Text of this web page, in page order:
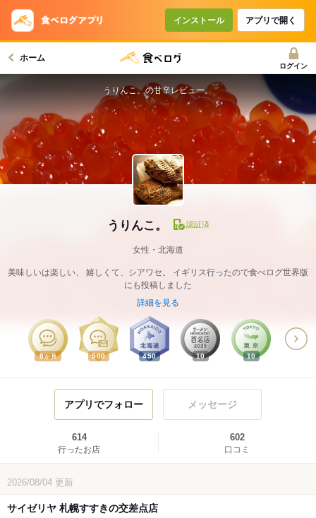
インストール アプリで開く
ホーム
ログイン
うりんこ。 認証済
女性・北海道
美味しいは楽しい、 嬉しくて、シアワセ。 イギリス行ったので食べログ世界版
にも投稿しました
詳細を見る
8か月 500 450 10 10
うりんこ。の甘辛レビュー。
アプリでフォロー メッセージ
614
行ったお店
602
口コミ
2026/08/04 更新
サイゼリヤ 札幌すすきの交差点店